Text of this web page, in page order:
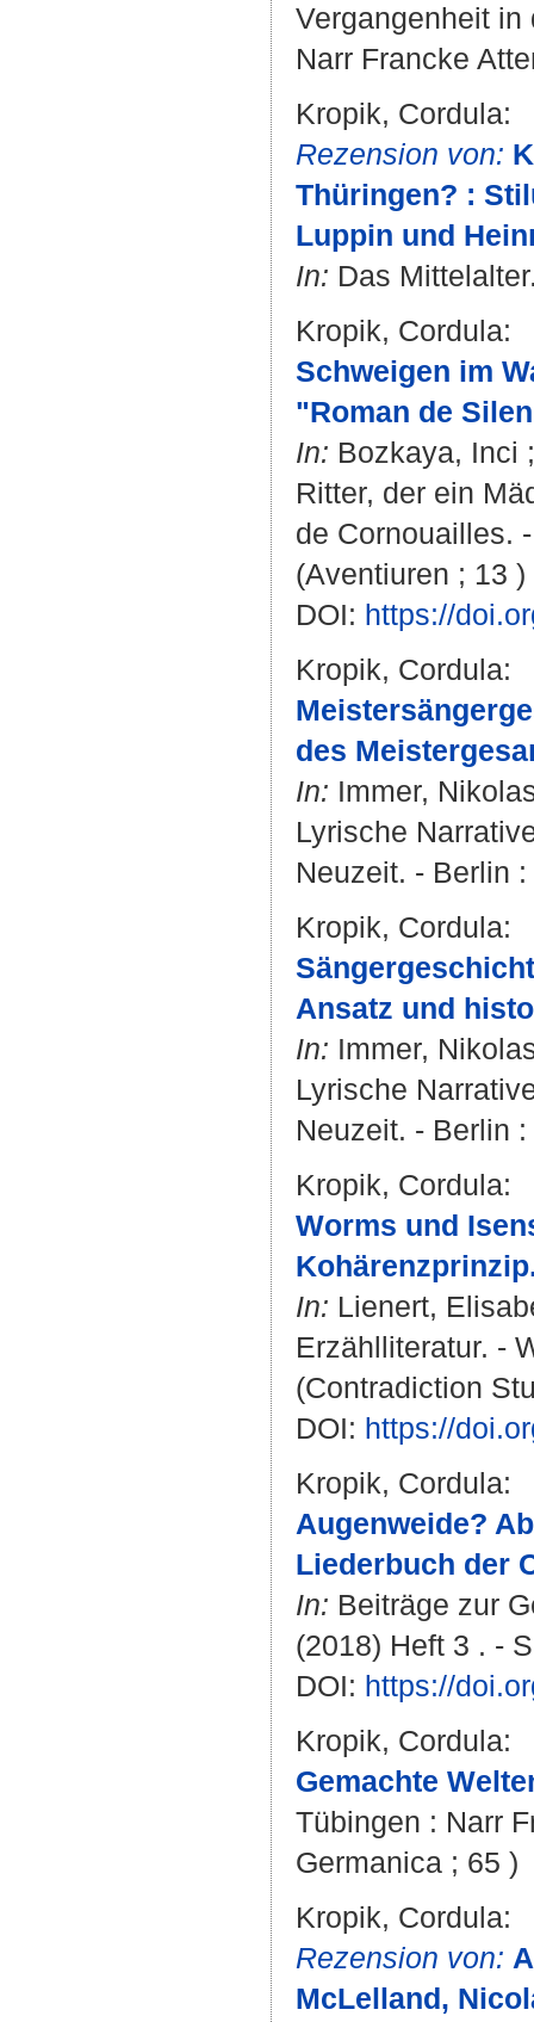
Vergangenheit in
Narr Francke
Kropik, Cordula:
Rezension von:
Thüringen? :
Luppin und
In: Das
Kropik, Cordula:
Schweigen im
"Roman de
In: Bozkaya, Inci
Ritter, der ein
de Cornouailles.
(Aventiuren ; 13 )
DOI: https://
Kropik, Cordula:
des
In: Immer,
Lyrische
Neuzeit. - Berlin
Kropik, Cordula:
Ansatz und
In: Immer,
Lyrische
Neuzeit. - Berlin
Kropik, Cordula:
Worms und
In: Lienert,
Erzählliteratur. -
(Contradiction
DOI: https://
Kropik, Cordula:
Augenweide?
Liederbuch der
In: Beiträge zur
(2018) Heft 3 . -
DOI: https://
Kropik, Cordula:
Gemachte
Tübingen : Narr
Germanica ; 65 )
Kropik, Cordula:
Rezension von:
McLelland,